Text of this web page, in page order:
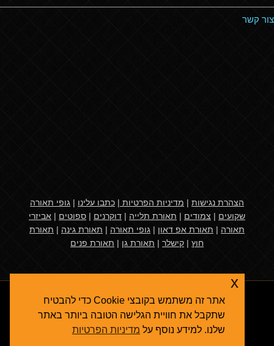
צור קשר
הצהרת נגישות | מדיניות הפרטיות | כתבו עלינו | גופי תאורה
שקועים | צמודים | תאורת תלייה | דוקרנים | ספוטים | אביזרי
תאורה | תאורת אפ דאון | גופי תאורה | תאורת גינה | תאורת
חוץ | קישלר | תאורת גן | תאורת פנים
אתר זה משתמש בקובצי Cookie כדי להבטיח
שתקבל את חוויית הגלישה הטובה ביותר באתר
שלנו. למידע נוסף על מדיניות הפרטיות
x